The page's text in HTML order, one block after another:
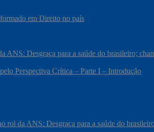
em Direito no país
ANS: Desgraça para a saúde do brasileiro;
Perspectiva Crítica – Parte I – Introdução
rol da ANS: Desgraça para a saúde do